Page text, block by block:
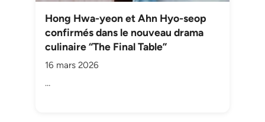
Hong Hwa-yeon et Ahn Hyo-seop
confirmés dans le nouveau drama
culinaire “The Final Table”
16 mars 2026
…